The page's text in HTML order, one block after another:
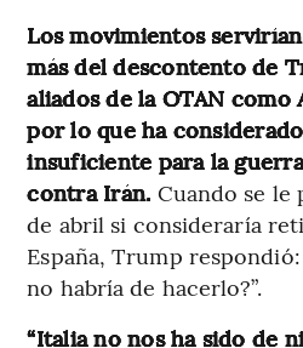
Los movimientos
más del descontento de
aliados de la OTAN como
por lo que ha
insuficiente para la
contra Irán. Cuando se le
de abril si consideraría
España, Trump
no habría de hacerlo?”.
“Italia no nos ha sido de